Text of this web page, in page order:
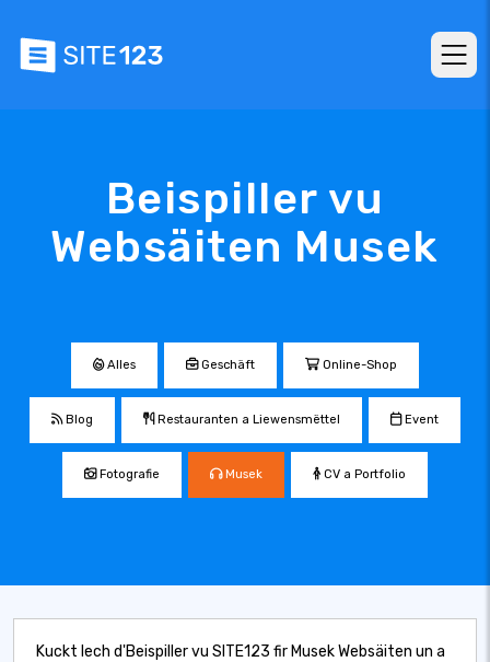
Beispiller vu
Websäiten Musek
Alles Geschäft Online-Shop
Blog Restauranten a Liewensmëttel Event
Fotografie Musek CV a Portfolio
Kuckt Iech d'Beispiller vu SITE123 fir Musek Websäiten un a